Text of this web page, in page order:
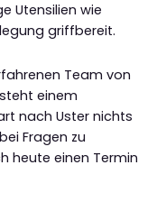
Utensilien wie
griffbereit.
Team von
einem
nach Uster nichts
Fragen zu
heute einen Termin